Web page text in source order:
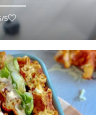
5